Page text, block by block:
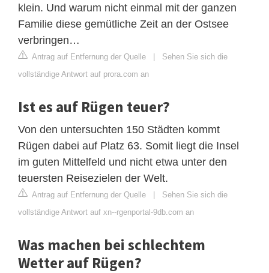
klein. Und warum nicht einmal mit der ganzen
Familie diese gemütliche Zeit an der Ostsee
verbringen…
Antrag auf Entfernung der Quelle | Sehen Sie sich die
vollständige Antwort auf prora.com an
Ist es auf Rügen teuer?
Von den untersuchten 150 Städten kommt
Rügen dabei auf Platz 63. Somit liegt die Insel
im guten Mittelfeld und nicht etwa unter den
teuersten Reisezielen der Welt.
Antrag auf Entfernung der Quelle | Sehen Sie sich die
vollständige Antwort auf xn--rgenportal-9db.com an
Was machen bei schlechtem
Wetter auf Rügen?